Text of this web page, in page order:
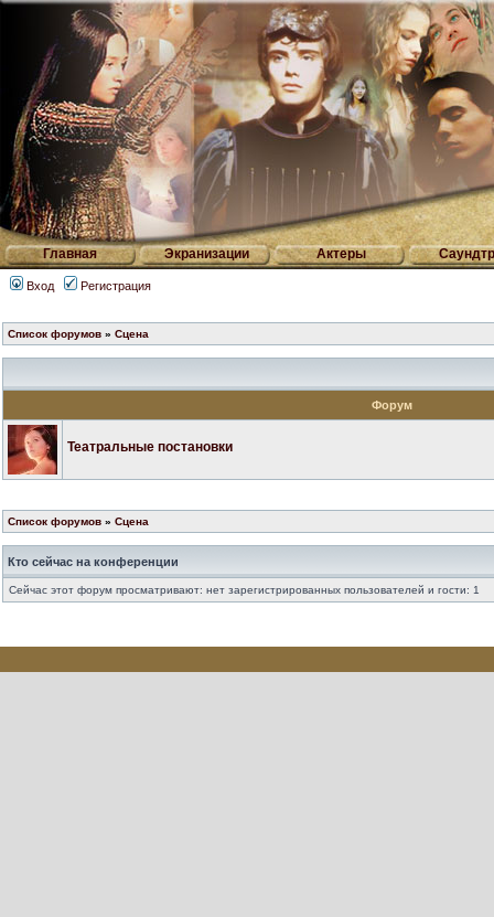
Главная Экранизации Актеры
Вход Регистрация
Список форумов » Сцена
Форум
Театральные постановки
Список форумов » Сцена
Кто сейчас на конференции
Сейчас этот форум просматривают: нет зарегистрированных пользователей и гости: 1